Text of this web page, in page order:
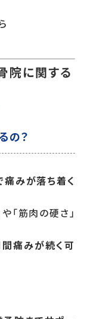
院に関する
の？
みが落ち着く
「筋肉の硬さ」
痛みが続く可